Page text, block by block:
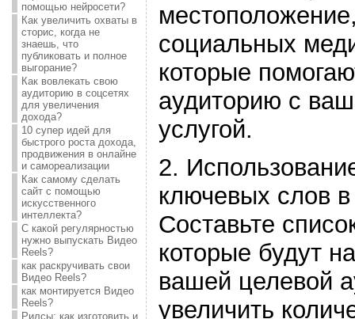
помощью нейросети?
Как увеличить охваты в
сторис, когда не
знаешь, что
публиковать и полное
выгорание?
Как вовлекать свою
аудиторию в соцсетях
для увеличения
дохода?
10 супер идей для
быстрого роста дохода,
продвижения в онлайне
и самореализации
Как самому сделать
сайт с помощью
искусственного
интеллекта?
С какой регулярностью
нужно выпускать Видео
Reels?
как раскручивать свои
Видео Reels?
как монтируется Видео
Reels?
Рилсы: как изготовить и
социальных
которые
аудиторию с
услугой.
2.
ключевых слов
Составьте
которые будут
вашей целевой
увеличить